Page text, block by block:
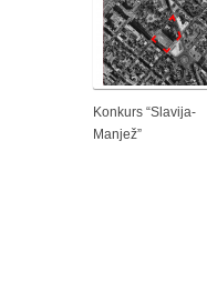
Konkurs “Slavija-
Manjež”